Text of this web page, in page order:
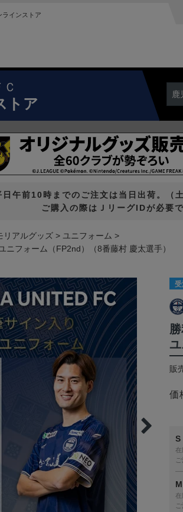
ラインストア
トア
鹿
日午前10時までのご注文は当日出荷。（
ご購入の際はＪリーグIDが必要で
リアルグッズ
ユニフォーム
フォーム（FP2nd）（8番藤村 慶太選手）
販
価
S
在
M
在